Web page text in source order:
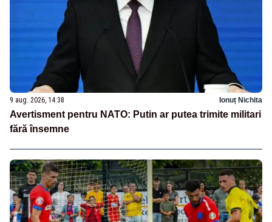
9 aug. 2026, 14:38 Ionuț Nichita
Avertisment pentru NATO: Putin ar putea trimite militari
fără însemne